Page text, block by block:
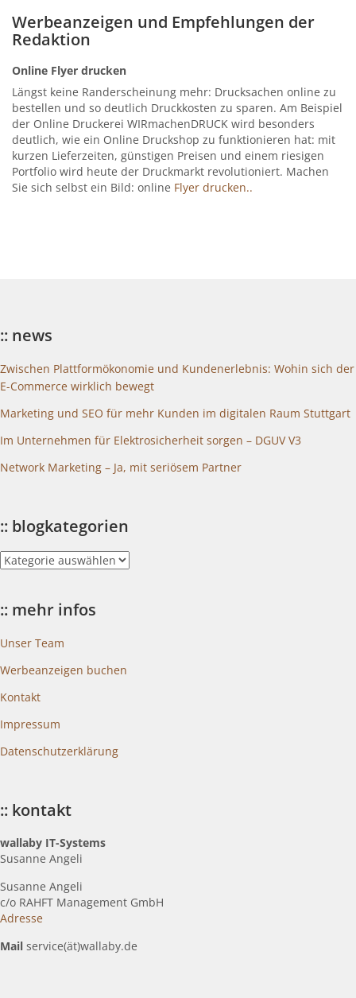
Werbeanzeigen und Empfehlungen der
Redaktion
Online Flyer drucken
Längst keine Randerscheinung mehr: Drucksachen online zu
bestellen und so deutlich Druckkosten zu sparen. Am Beispiel
der Online Druckerei WIRmachenDRUCK wird besonders
deutlich, wie ein Online Druckshop zu funktionieren hat: mit
kurzen Lieferzeiten, günstigen Preisen und einem riesigen
Portfolio wird heute der Druckmarkt revolutioniert. Machen
Sie sich selbst ein Bild: online Flyer drucken..
:: news
Zwischen Plattformökonomie und Kundenerlebnis: Wohin sich der
E-Commerce wirklich bewegt
Marketing und SEO für mehr Kunden im digitalen Raum Stuttgart
Im Unternehmen für Elektrosicherheit sorgen – DGUV V3
Network Marketing – Ja, mit seriösem Partner
:: blogkategorien
::
blogkategorien
:: mehr infos
Unser Team
Werbeanzeigen buchen
Kontakt
Impressum
Datenschutzerklärung
:: kontakt
wallaby IT-Systems
Susanne Angeli
Susanne Angeli
c/o RAHFT Management GmbH
Adresse
Mail service(ät)wallaby.de